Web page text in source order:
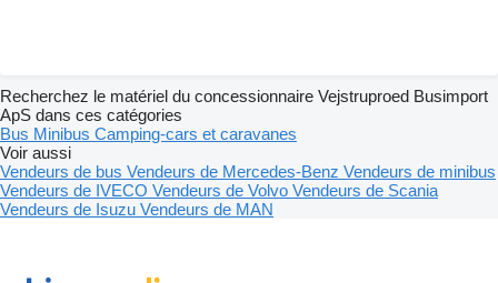
Recherchez le matériel du concessionnaire Vejstruproed Busimport
ApS dans ces catégories
Bus Minibus Camping-cars et caravanes
Voir aussi
Vendeurs de bus Vendeurs de Mercedes-Benz Vendeurs de minibus
Vendeurs de IVECO Vendeurs de Volvo Vendeurs de Scania
Vendeurs de Isuzu Vendeurs de MAN